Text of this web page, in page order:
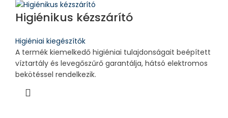
Higiénikus kézszárító
Higiéniai kiegészítők
A termék kiemelkedő higiéniai tulajdonságait beépített
víztartály és levegőszűrő garantálja, hátsó elektromos
bekötéssel rendelkezik.